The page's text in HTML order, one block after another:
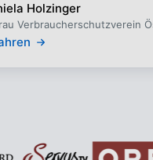
Holzinger
Verbraucherschutzverein